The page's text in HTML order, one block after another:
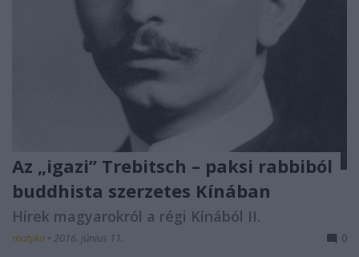
Az „igazi” Trebitsch – paksi rabbiból
buddhista szerzetes Kínában
Hírek magyarokról a régi Kínából II.
matyko • 2016. június 11. 0